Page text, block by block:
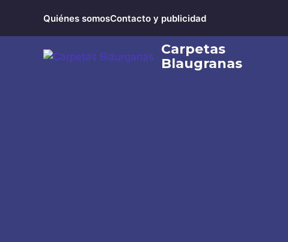
contenido
Quiénes somosContacto y publicidad